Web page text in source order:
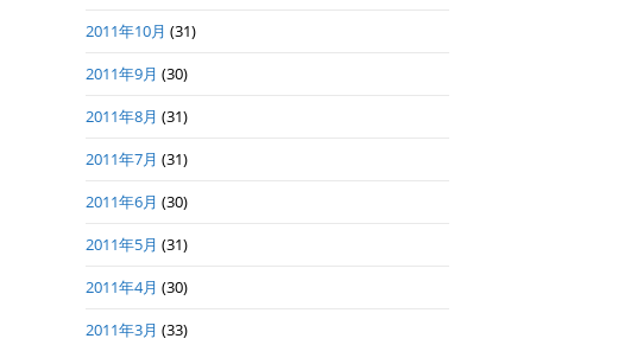
2011年10月 (31)
2011年9月 (30)
2011年8月 (31)
2011年7月 (31)
2011年6月 (30)
2011年5月 (31)
2011年4月 (30)
2011年3月 (33)